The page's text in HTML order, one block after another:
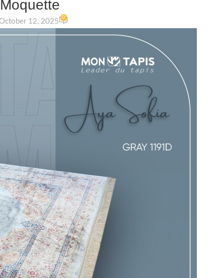
12, 2025
0